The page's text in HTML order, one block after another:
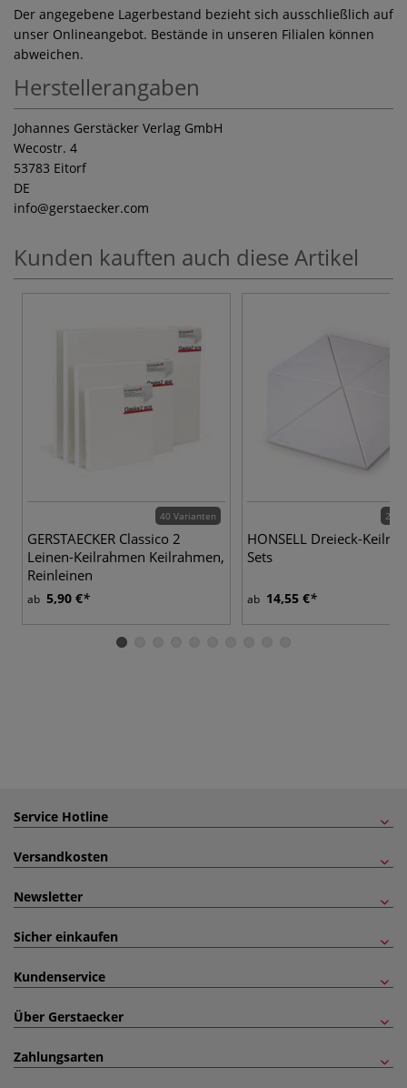
Der angegebene Lagerbestand bezieht sich ausschließlich auf
unser Onlineangebot. Bestände in unseren Filialen können
abweichen.
Herstellerangaben
Johannes Gerstäcker Verlag GmbH
Wecostr. 4
53783 Eitorf
DE
info@gerstaecker.com
Kunden kauften auch diese Artikel
40 Varianten
GERSTAECKER Classico 2
Leinen-Keilrahmen Keilrahmen,
Reinleinen
ab 5,90 €
2
HONSELL Dreieck-
Sets
ab 14,55 €
Service Hotline
Versandkosten
Newsletter
Sicher einkaufen
Kundenservice
Über Gerstaecker
Zahlungsarten